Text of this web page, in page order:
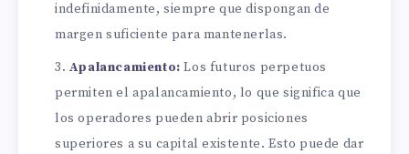
indefinidamente, siempre que dispongan de
margen suficiente para mantenerlas.
Apalancamiento: Los futuros perpetuos
permiten el apalancamiento, lo que significa que
los operadores pueden abrir posiciones
superiores a su capital existente. Esto puede dar